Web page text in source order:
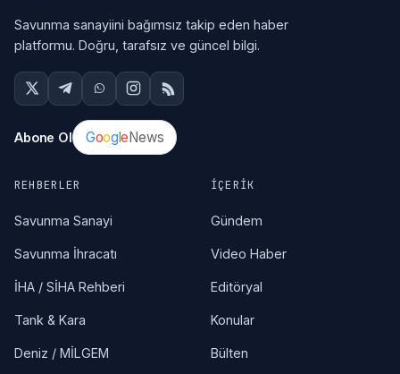
Savunma sanayiini bağımsız takip eden haber
platformu. Doğru, tarafsız ve güncel bilgi.
Abone Ol GoogleNews
REHBERLER
Savunma Sanayi
Savunma İhracatı
İHA / SİHA Rehberi
Tank & Kara
Deniz / MİLGEM
İÇERIK
Gündem
Video Haber
Editöryal
Konular
Bülten